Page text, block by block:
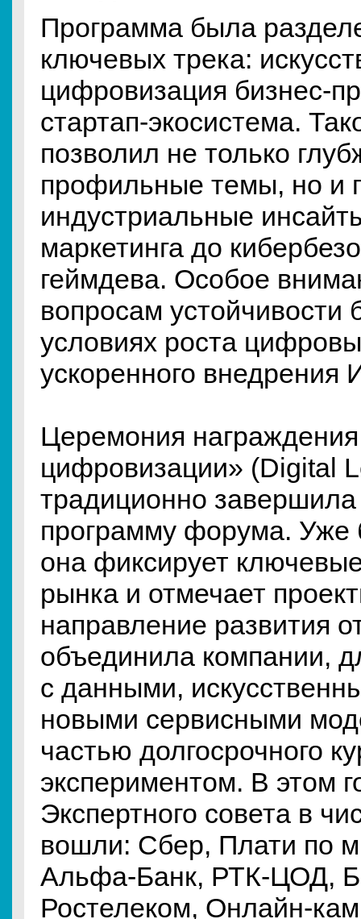
Программа была
ключевых трека:
цифровизация бизнес-
стартап-экосистема.
позволил не только
профильные темы, но и
индустриальные
маркетинга до
геймдева. Особое
вопросам устойчивости
условиях роста
ускоренного внедрения
Церемония
цифровизации» (Digital
традиционно
программу форума. Уже
она фиксирует
рынка и отмечает
направление развития
объединила компании,
с данными,
новыми сервисными
частью долгосрочного
экспериментом. В этом
Экспертного совета в
вошли: Сбер, Плати по
Альфа-Банк, РТК-ЦОД,
Ростелеком, Онлайн-